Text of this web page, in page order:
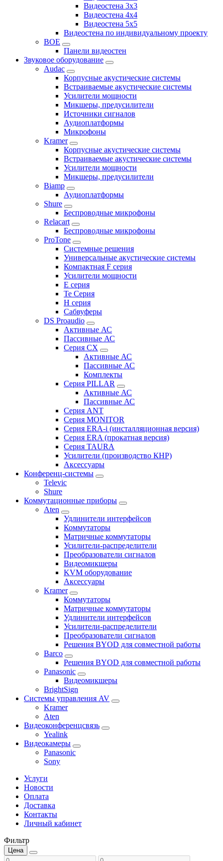
Видеостена 3x3
Видеостена 4x4
Видеостена 5x5
Видеостена по индивидуальному проекту
BOE
Панели видеостен
Звуковое оборудование
Audac
Корпусные акустические системы
Встраиваемые акустические системы
Усилители мощности
Микшеры, предусилители
Источники сигналов
Аудиоплатформы
Микрофоны
Kramer
Корпусные акустические системы
Встраиваемые акустические системы
Усилители мощности
Микшеры, предусилители
Biamp
Аудиоплатформы
Shure
Беспроводные микрофоны
Relacart
Беспроводные микрофоны
ProTone
Системные решения
Универсальные акустические системы
Компактная F серия
Усилители мощности
E серия
Te Серия
H серия
Сабвуферы
DS Proaudio
Активные АС
Пассивные АС
Серия CX
Активные АС
Пассивные АС
Комплекты
Серия PILLAR
Активные АС
Пассивные АС
Серия ANT
Серия MONITOR
Серия ERA-i (инсталляционная версия)
Серия ERA (прокатная версия)
Серия TAURA
Усилители (производство КНР)
Аксессуары
Конференц-системы
Televic
Shure
Коммутационные приборы
Aten
Удлинители интерфейсов
Коммутаторы
Матричные коммутаторы
Усилители-распределители
Преобразователи сигналов
Видеомикшеры
KVM оборудование
Аксессуары
Kramer
Коммутаторы
Матричные коммутаторы
Удлинители интерфейсов
Усилители-распределители
Преобразователи сигналов
Решения BYOD для совместной работы
Barco
Решения BYOD для совместной работы
Panasonic
Видеомикшеры
BrightSign
Системы управления AV
Kramer
Aten
Видеоконференцсвязь
Yealink
Видеокамеры
Panasonic
Sony
Услуги
Новости
Оплата
Доставка
Контакты
Личный кабинет
Фильтр
Цена